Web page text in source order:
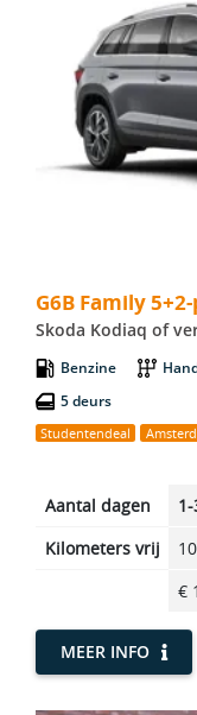
G6B Family
Skoda Kodiaq of
Benzine
5 deurs
Studentendeal
Aantal dagen
Kilometers vrij
€
MEER INFO